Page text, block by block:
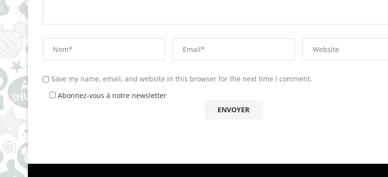
Save my name, email, and website in this browser for the next time I comment.
Abonnez-vous à notre newsletter